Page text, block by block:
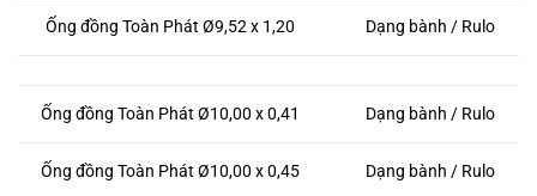
Ống đồng Toàn Phát Ø9,52 x 1,20 Dạng bành / Rulo
Ống đồng Toàn Phát Ø10,00 x 0,41 Dạng bành / Rulo
Ống đồng Toàn Phát Ø10,00 x 0,45 Dạng bành / Rulo